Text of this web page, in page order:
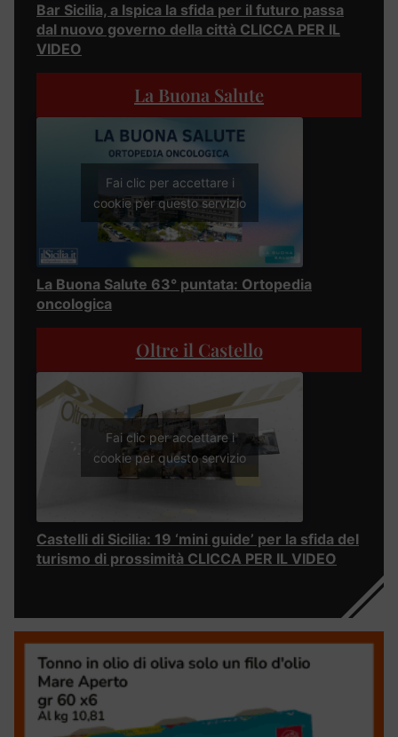
Bar Sicilia, a Ispica la sfida per il futuro passa
dal nuovo governo della città CLICCA PER IL
VIDEO
La Buona Salute
Fai clic per accettare i
cookie per questo servizio
La Buona Salute 63° puntata: Ortopedia
oncologica
Oltre il Castello
Fai clic per accettare i
cookie per questo servizio
Castelli di Sicilia: 19 ‘mini guide’ per la sfida del
turismo di prossimità CLICCA PER IL VIDEO